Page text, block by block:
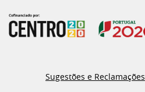
Sugestões e Reclamações